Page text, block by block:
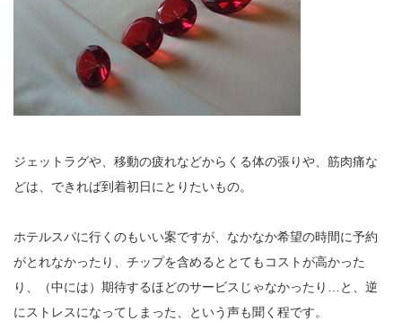
ジェットラグや、移動の疲れなどからくる体の張りや、筋肉痛な
どは、できれば到着初日にとりたいもの。
ホテルスパに行くのもいい案ですが、なかなか希望の時間に予約
がとれなかったり、チップを含めるととてもコストが高かった
り、（中には）期待するほどのサービスじゃなかったり…と、逆
にストレスになってしまった、という声も聞く程です。